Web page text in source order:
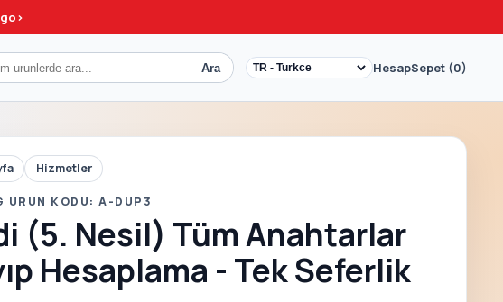
>
Ara HesapSepet (0)
Hizmetler
URUN KODU: A-DUP3
(5. Nesil) Tüm Anahtarlar
Hesaplama - Tek Seferlik